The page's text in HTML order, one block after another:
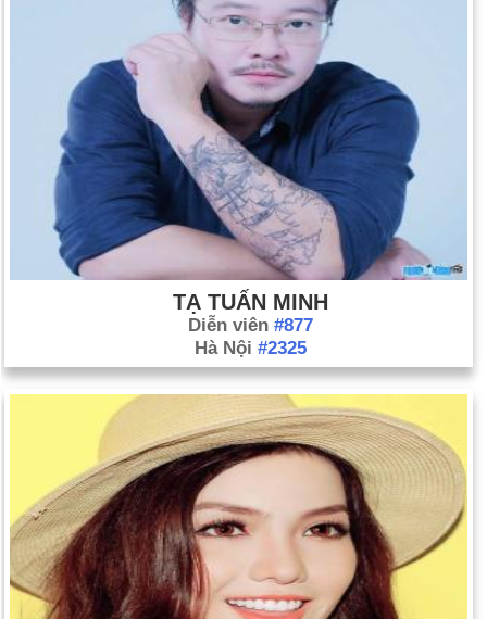
TẠ TUẤN MINH
Diễn viên #877
Hà Nội #2325